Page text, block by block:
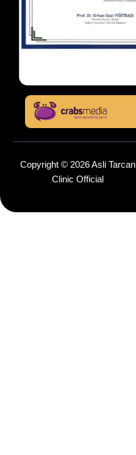
Copyright © 2026 Asli Tarcan
Clinic Official